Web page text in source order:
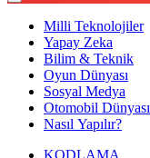
Milli Teknolojiler
Yapay Zeka
Bilim & Teknik
Oyun Dünyası
Sosyal Medya
Otomobil Dünyası
Nasıl Yapılır?
KODLAMA